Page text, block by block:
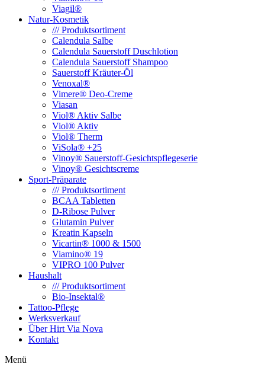
Viagil®
Natur-Kosmetik
/// Produktsortiment
Calendula Salbe
Calendula Sauerstoff Duschlotion
Calendula Sauerstoff Shampoo
Sauerstoff Kräuter-Öl
Venoxal®
Vimere® Deo-Creme
Viasan
Viol® Aktiv Salbe
Viol® Aktiv
Viol® Therm
ViSola® +25
Vinoy® Sauerstoff-Gesichtspflegeserie
Vinoy® Gesichtscreme
Sport-Präparate
/// Produktsortiment
BCAA Tabletten
D-Ribose Pulver
Glutamin Pulver
Kreatin Kapseln
Vicartin® 1000 & 1500
Viamino® 19
VIPRO 100 Pulver
Haushalt
/// Produktsortiment
Bio-Insektal®
Tattoo-Pflege
Werksverkauf
Über Hirt Via Nova
Kontakt
Menü